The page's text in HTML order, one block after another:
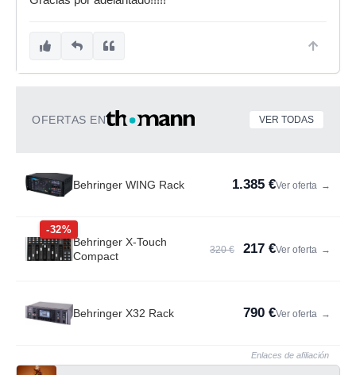
OFERTAS EN VER TODAS
Behringer WING Rack 1.385 €Ver oferta →
-32%
Behringer X-Touch
Compact
320 € 217 €Ver oferta →
Behringer X32 Rack 790 €Ver oferta →
Enlaces de afiliación